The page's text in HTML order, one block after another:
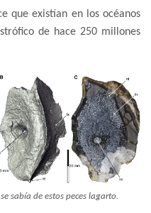
que existían en los océanos
de hace 250 millones
sabía de estos peces lagarto.